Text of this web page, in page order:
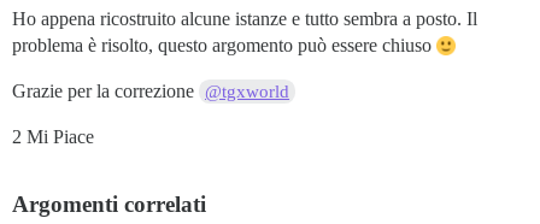
Ho appena ricostruito alcune istanze e tutto sembra a posto. Il
problema è risolto, questo argomento può essere chiuso
Grazie per la correzione @tgxworld
2 Mi Piace
Argomenti correlati